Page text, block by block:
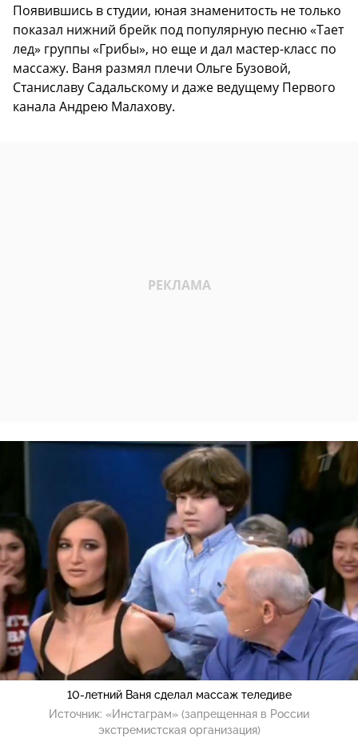
Появившись в студии, юная знаменитость не только
показал нижний брейк под популярную песню «Тает
лед» группы «Грибы», но еще и дал мастер-класс по
массажу. Ваня размял плечи Ольге Бузовой,
Станиславу Садальскому и даже ведущему Первого
канала Андрею Малахову.
10-летний Ваня сделал массаж теледиве
Источник: «Инстаграм» (запрещенная в России
экстремистская организация)